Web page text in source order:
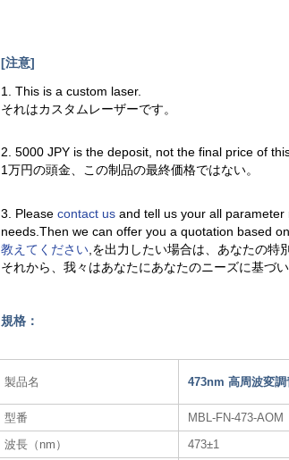
[注意]
1. This is a custom laser.
それはカスタムレーザーです。
2. 5000 JPY is the deposit, not the final price of
1万円の頭金、この制品の最終価格ではない。
3. Pleasecontact usand tell us your all
needs.Then we can offer you a quotation based
教えてください ,を出力したい場合は、あなたの特
それから、我々はあなたにあなたのニーズに基づ
規格：
製品名 473nm 高周波変
型番
MBL-FN-473-AOM
波長（nm）
473±1